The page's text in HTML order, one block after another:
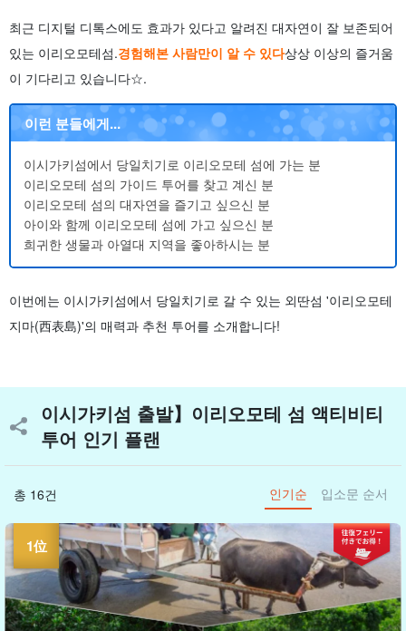
최근 디지털 디톡스에도 효과가 있다고 알려진 대자연이 잘 보존되어
있는 이리오모테섬.경험해본 사람만이 알 수 있다상상 이상의 즐거움
이 기다리고 있습니다☆.
이런 분들에게...
이시가키섬에서 당일치기로 이리오모테 섬에 가는 분
이리오모테 섬의 가이드 투어를 찾고 계신 분
이리오모테 섬의 대자연을 즐기고 싶으신 분
아이와 함께 이리오모테 섬에 가고 싶으신 분
희귀한 생물과 아열대 지역을 좋아하시는 분
이번에는 이시가키섬에서 당일치기로 갈 수 있는 외딴섬 '이리오모테
지마(西表島)'의 매력과 추천 투어를 소개합니다!
이시가키섬 출발】이리오모테 섬 액티비티
투어 인기 플랜
총 16건 인기순 입소문 순서